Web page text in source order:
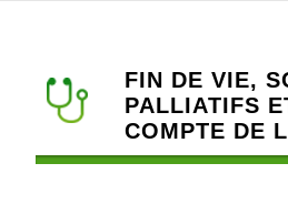
FIN DE VIE,
PALLIATIFS
COMPTE DE